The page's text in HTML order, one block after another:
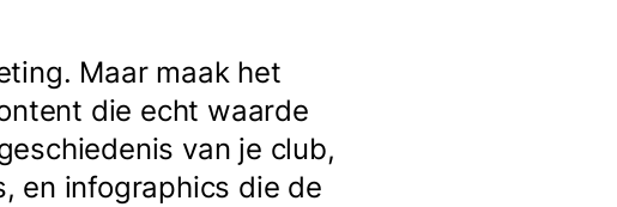
Maar maak het
die echt waarde
van je club,
en infographics die de